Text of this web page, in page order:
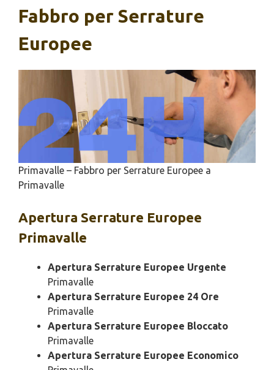
Fabbro per Serrature
Europee
Primavalle – Fabbro per Serrature Europee a
Primavalle
Apertura Serrature Europee
Primavalle
Apertura Serrature Europee Urgente
Primavalle
Apertura Serrature Europee 24 Ore
Primavalle
Apertura Serrature Europee Bloccato
Primavalle
Apertura Serrature Europee Economico